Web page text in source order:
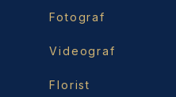
Fotograf
Videograf
Florist